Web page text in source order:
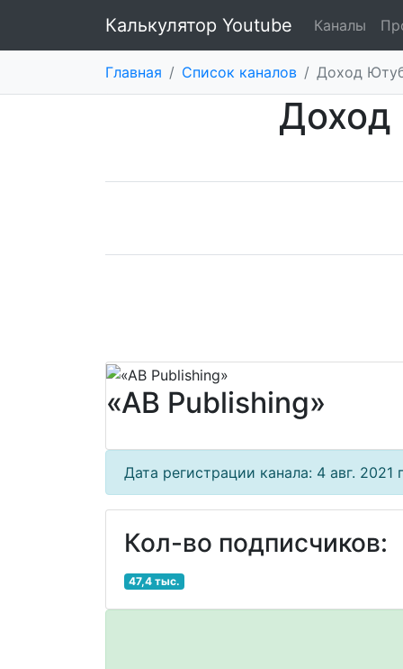
Калькулятор Youtube Каналы
Главная / Список каналов / Доход
Доход
«AB Publishing»
Дата регистрации канала: 4 авг. 2021
Кол-во подписчиков:
47,4 тыс.